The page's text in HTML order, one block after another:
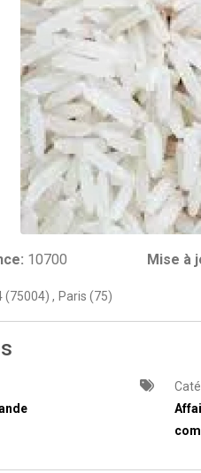
10700 Mise à
(75004) , Paris (75)